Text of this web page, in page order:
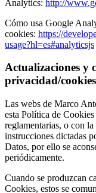
Analytics: http://
Cómo usa Google
cookies: https://
usage?hl=es#analyticsjs
Actualizaciones y
privacidad/cookies
Las webs de Marco
esta Política de
reglamentarias, o con
instrucciones dictadas
Datos, por ello se
periódicamente.
Cuando se produzcan
Cookies, estos se